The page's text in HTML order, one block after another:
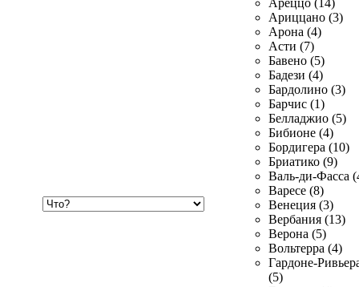
Ареццо (14)
Ариццано (3)
Арона (4)
Асти (7)
Бавено (5)
Бадези (4)
Бардолино (3)
Барчис (1)
Белладжио (5)
Бибионе (4)
Бордигера (10)
Бриатико (9)
Валь-ди-Фасса
Варесе (8)
Венеция (3)
Вербания (13)
Верона (5)
Вольтерра (4)
Гардоне-
(5)